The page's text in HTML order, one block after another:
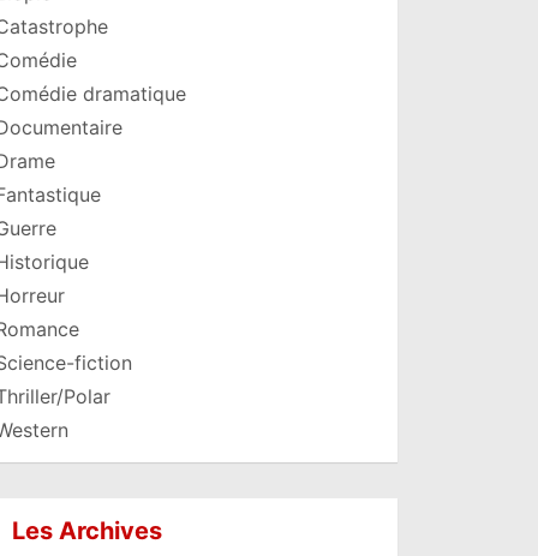
dramatique
fiction
Polar
Les Archives